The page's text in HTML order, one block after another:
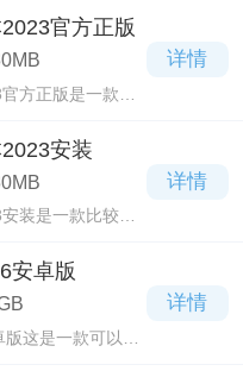
版下载在这款游
拥有不同解谜专
官方正版
方正版是一款超
在这里都可以看
详情
安装
装是一款比较常
在无聊的时候刷
是这款抖音下载
详情
安卓版
这是一款可以让
详情